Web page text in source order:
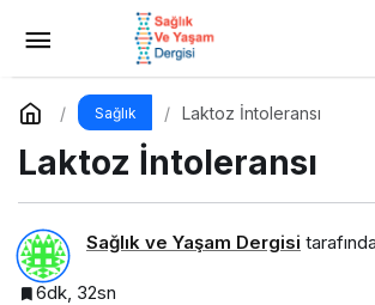
Sağlık Laktoz İntoleransı
Laktoz İntoleransı
Sağlık ve Yaşam Dergisi
6dk, 32sn
Bağırsaklarınız Sinyal
Değilseniz
Yorum Yap